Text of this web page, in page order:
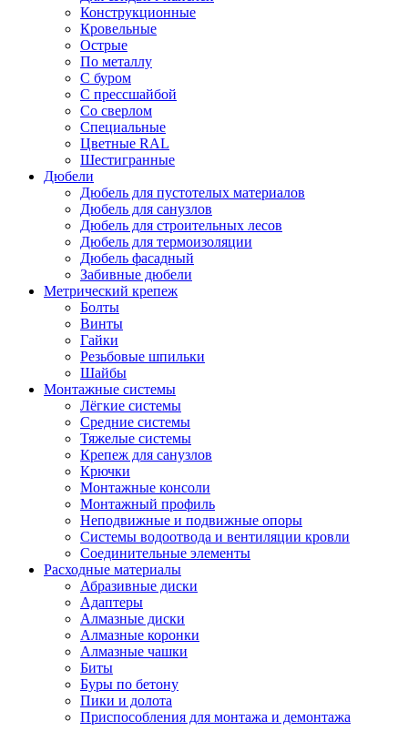
Конструкционные
Кровельные
Острые
По металлу
С буром
С прессшайбой
Со сверлом
Специальные
Цветные RAL
Шестигранные
Дюбели
Дюбель для пустотелых материалов
Дюбель для санузлов
Дюбель для строительных лесов
Дюбель для термоизоляции
Дюбель фасадный
Забивные дюбели
Метрический крепеж
Болты
Винты
Гайки
Резьбовые шпильки
Шайбы
Монтажные системы
Лёгкие системы
Средние системы
Тяжелые системы
Крепеж для санузлов
Крючки
Монтажные консоли
Монтажный профиль
Неподвижные и подвижные опоры
Системы водоотвода и вентиляции кровли
Соединительные элементы
Расходные материалы
Абразивные диски
Адаптеры
Алмазные диски
Алмазные коронки
Алмазные чашки
Биты
Буры по бетону
Пики и долота
Приспособления для монтажа и демонтажа